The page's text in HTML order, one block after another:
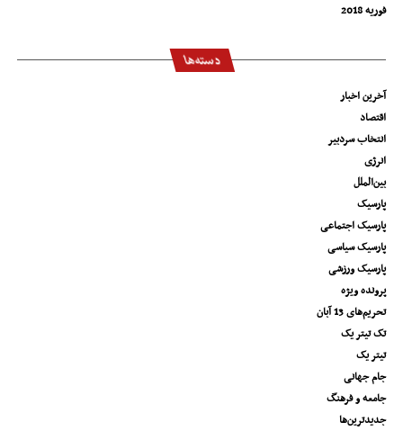
فوریه 2018
دسته‌ها
آخرین اخبار
اقتصاد
انتخاب سردبیر
انرژی
بین‌الملل
پارسیک
پارسیک اجتماعی
پارسیک سیاسی
پارسیک ورزشی
پرونده ویژه
تحریم‌های 13 آبان
تک تیتر یک
تیتر یک
جام جهانی
جامعه و فرهنگ
جدیدترین‌ها